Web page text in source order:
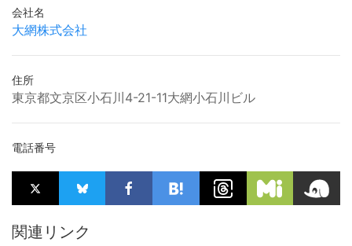
会社名
大網株式会社
住所
東京都文京区小石川4-21-11大網小石川ビル
電話番号
関連リンク